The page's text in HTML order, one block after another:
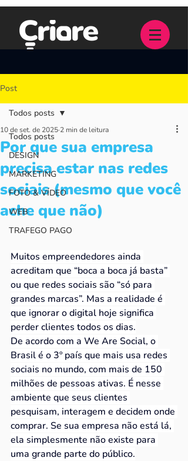
Post
Todos posts
DESIGN
MARKETING
FOTO & VÍDEO
WEB
TRAFEGO PAGO
Todos posts
Por que sua empresa
precisa estar nas redes
sociais (mesmo que você
ache que não)
10 de set. de 2025 2 min de leitura
Muitos empreendedores ainda
acreditam que “boca a boca já basta”
ou que redes sociais são “só para
grandes marcas”. Mas a realidade é
que ignorar o digital hoje significa
perder clientes todos os dias.
De acordo com a We Are Social, o
Brasil é o 3º país que mais usa redes
sociais no mundo, com mais de 150
milhões de pessoas ativas. É nesse
ambiente que seus clientes
pesquisam, interagem e decidem onde
comprar. Se sua empresa não está lá,
ela simplesmente não existe para
uma grande parte do público.